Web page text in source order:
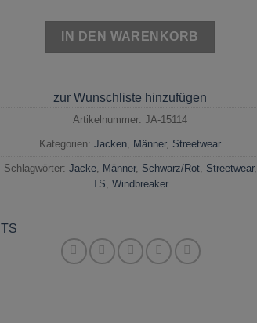
IN DEN WARENKORB
zur Wunschliste hinzufügen
Artikelnummer: JA-15114
Kategorien: Jacken, Männer, Streetwear
Schlagwörter: Jacke, Männer, Schwarz/Rot, Streetwear,
TS, Windbreaker
TS